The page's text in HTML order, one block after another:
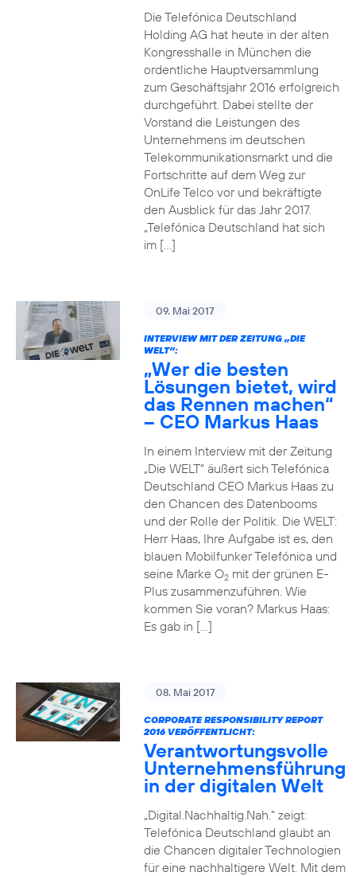
Die Telefónica Deutschland
Holding AG hat heute in der alten
Kongresshalle in München die
ordentliche Hauptversammlung
zum Geschäftsjahr 2016 erfolgreich
durchgeführt. Dabei stellte der
Vorstand die Leistungen des
Unternehmens im deutschen
Telekommunikationsmarkt und die
Fortschritte auf dem Weg zur
OnLife Telco vor und bekräftigte
den Ausblick für das Jahr 2017.
„Telefónica Deutschland hat sich
im […]
09. Mai 2017
INTERVIEW MIT DER ZEITUNG „DIE
WELT“:
„Wer die besten
Lösungen bietet, wird
das Rennen machen“
– CEO Markus Haas
In einem Interview mit der Zeitung
„Die WELT“ äußert sich Telefónica
Deutschland CEO Markus Haas zu
den Chancen des Datenbooms
und der Rolle der Politik. Die WELT:
Herr Haas, Ihre Aufgabe ist es, den
blauen Mobilfunker Telefónica und
seine Marke O2mit der grünen E-
Plus zusammenzuführen. Wie
kommen Sie voran? Markus Haas:
Es gab in […]
08. Mai 2017
CORPORATE RESPONSIBILITY REPORT
2016 VERÖFFENTLICHT:
Verantwortungsvolle
Unternehmensführung
in der digitalen Welt
„Digital.Nachhaltig.Nah.“ zeigt:
Telefónica Deutschland glaubt an
die Chancen digitaler Technologien
für eine nachhaltigere Welt. Mit dem